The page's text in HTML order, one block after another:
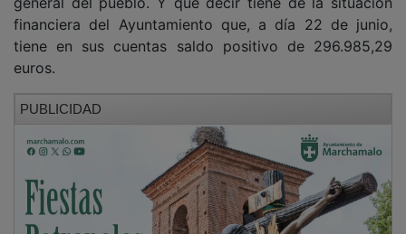
financiera del Ayuntamiento que, a día 22 de junio,
tiene en sus cuentas saldo positivo de 296.985,29
euros.